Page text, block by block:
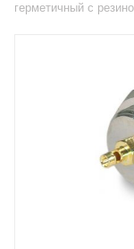
герметичный с